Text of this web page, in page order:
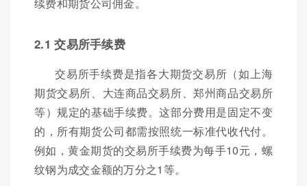
2.1 交易所手续费
交易所手续费是指各大期货交易所（如上海
期货交易所、大连商品交易所、郑州商品交易所
等）规定的基础手续费。这部分费用是固定不变
的，所有期货公司都需按照统一标准代收代付。
例如，黄金期货的交易所手续费为每手10元，螺
纹钢为成交金额的万分之1等。